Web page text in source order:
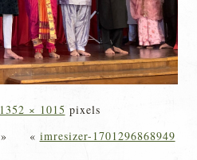
1352 × 1015 pixels
» « imresizer-1701296868949